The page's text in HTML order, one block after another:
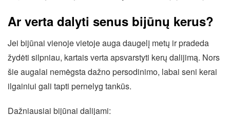
Ar verta dalyti senus bijūnų kerus?
Jei bijūnai vienoje vietoje auga daugelį metų ir pradeda
žydėti silpniau, kartais verta apsvarstyti kerų dalijimą. Nors
šie augalai nemėgsta dažno persodinimo, labai seni kerai
ilgainiui gali tapti pernelyg tankūs.
Dažniausiai bijūnai dalijami: